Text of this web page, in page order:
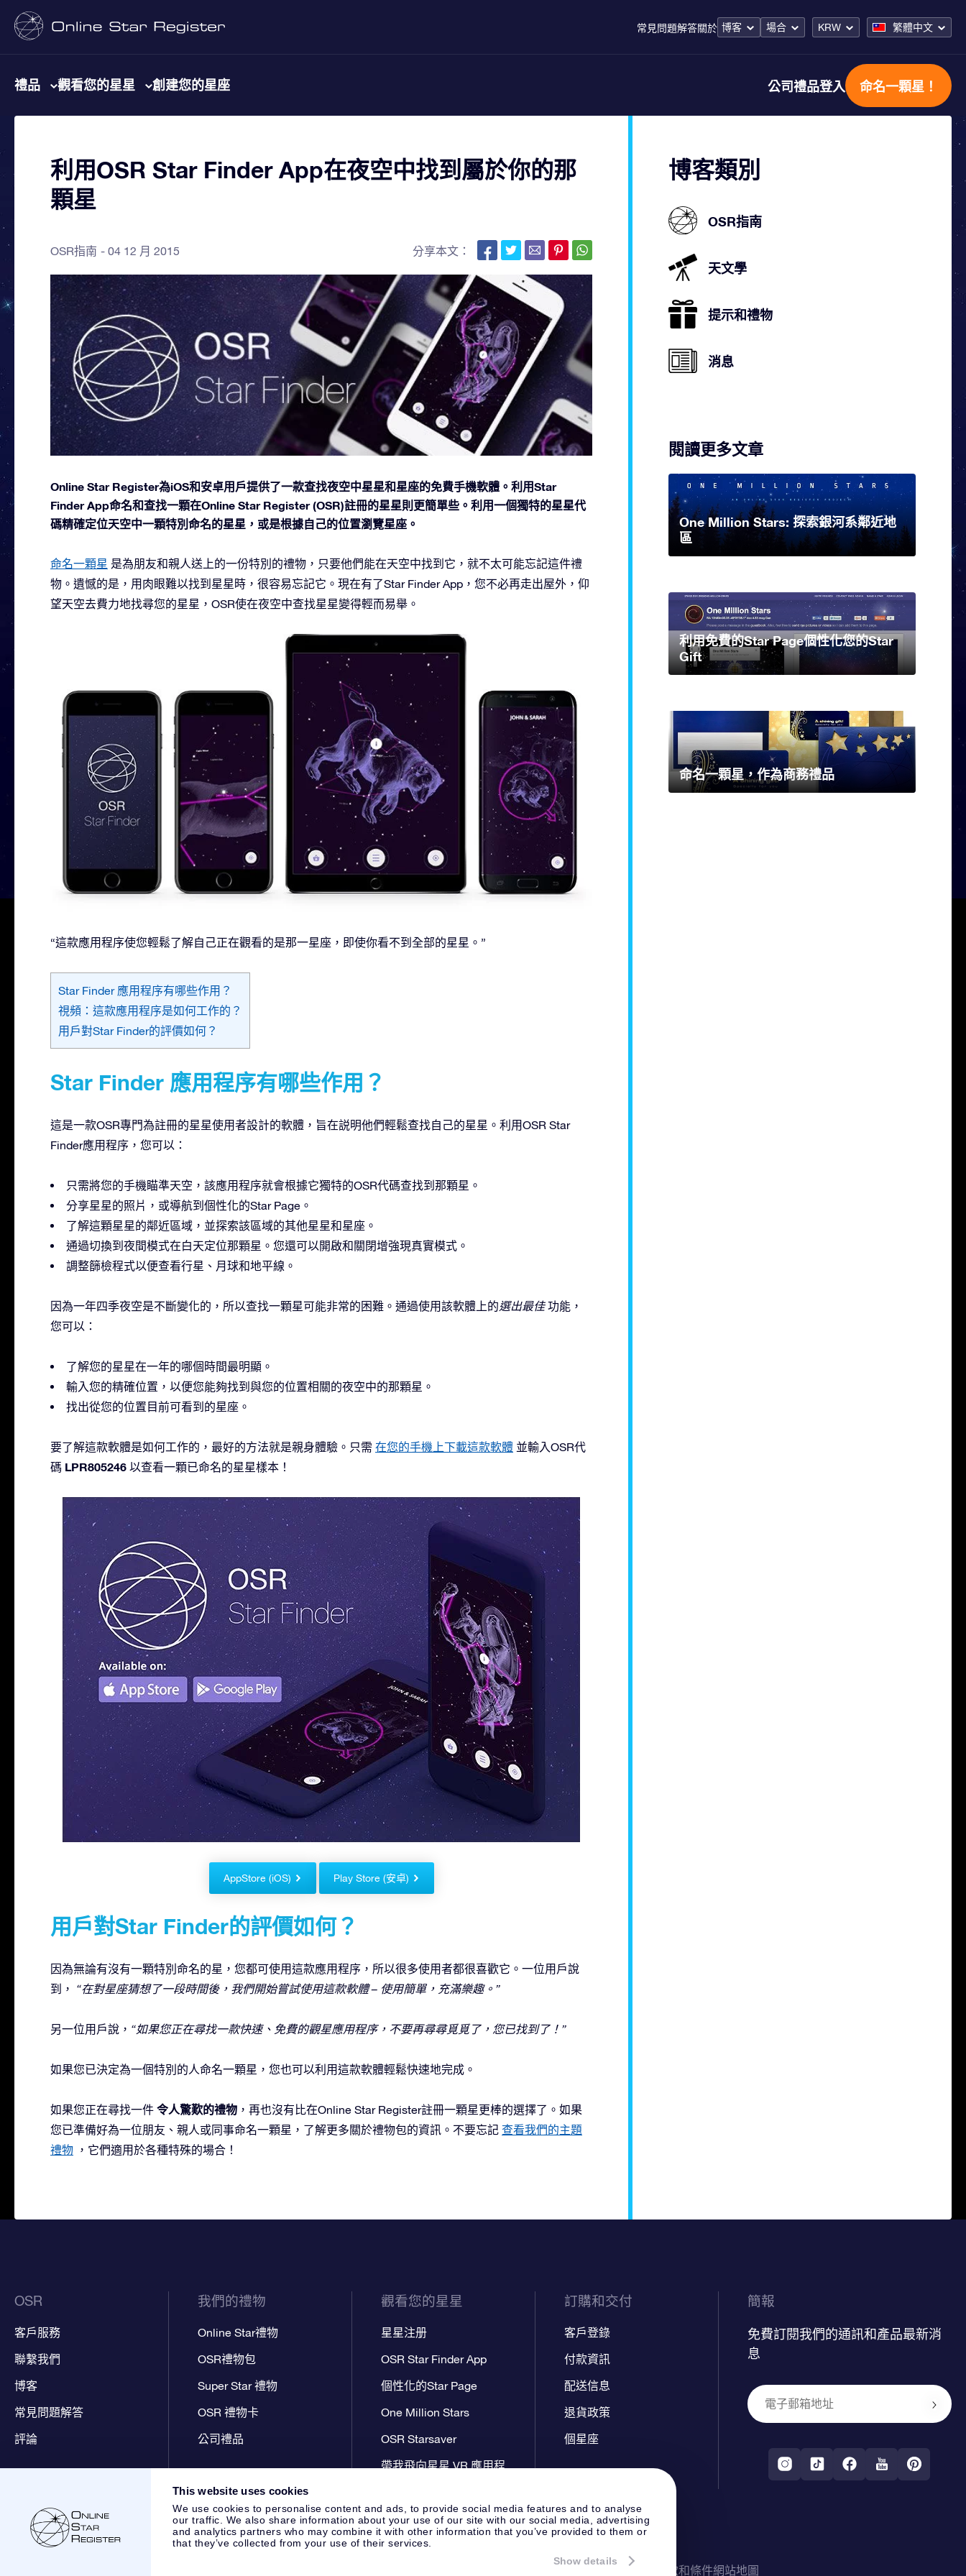
This website uses cookies
We use cookies to personalise content and ads, to provide social media features and to analyse
our traffic. We also share information about your use of our site with our social media, advertising
and analytics partners who may combine it with other information that you’ve provided to them or
that they’ve collected from your use of their services.
Show details
常見問題解答關於 博客 場合 KRW 繁體中文
禮品 觀看您的星星 創建您的星座 公司禮品登入 命名一顆星！
利用OSR Star Finder App在夜空中找到屬於你的那
顆星
OSR指南 04 12 月 2015 分享本文：
Online Star Register為iOS和安卓用戶提供了一款查找夜空中星星和星座的免費手機軟體。利用Star
Finder App命名和查找一顆在Online Star Register (OSR)註冊的星星則更簡單些。利用一個獨特的星星代
碼精確定位天空中一顆特別命名的星星，或是根據自己的位置瀏覽星座。
命名一顆星 是為朋友和親人送上的一份特別的禮物，只要他們能在天空中找到它，就不太可能忘記這件禮
物。遺憾的是，用肉眼難以找到星星時，很容易忘記它。現在有了Star Finder App，您不必再走出屋外，仰
望天空去費力地找尋您的星星，OSR使在夜空中查找星星變得輕而易舉。
“這款應用程序使您輕鬆了解自己正在觀看的是那一星座，即使你看不到全部的星星。”
Star Finder 應用程序有哪些作用？
視頻：這款應用程序是如何工作的？
用戶對Star Finder的評價如何？
Star Finder 應用程序有哪些作用？
這是一款OSR專門為註冊的星星使用者設計的軟體，旨在説明他們輕鬆查找自己的星星。利用OSR Star
Finder應用程序，您可以：
只需將您的手機瞄準天空，該應用程序就會根據它獨特的OSR代碼查找到那顆星。
分享星星的照片，或導航到個性化的Star Page。
了解這顆星星的鄰近區域，並探索該區域的其他星星和星座。
通過切換到夜間模式在白天定位那顆星。您還可以開啟和關閉增強現真實模式。
調整篩檢程式以便查看行星、月球和地平線。
因為一年四季夜空是不斷變化的，所以查找一顆星可能非常的困難。通過使用該軟體上的選出最佳功能，
您可以：
了解您的星星在一年的哪個時間最明顯。
輸入您的精確位置，以便您能夠找到與您的位置相關的夜空中的那顆星。
找出從您的位置目前可看到的星座。
要了解這款軟體是如何工作的，最好的方法就是親身體驗。只需 在您的手機上下載這款軟體 並輸入OSR代
碼 LPR805246 以查看一顆已命名的星星樣本！
AppStore (iOS) Play Store (安卓)
用戶對Star Finder的評價如何？
因為無論有沒有一顆特別命名的星，您都可使用這款應用程序，所以很多使用者都很喜歡它。一位用戶說
到， “在對星座猜想了一段時間後，我們開始嘗試使用這款軟體 – 使用簡單，充滿樂趣。”
另一位用戶說， “如果您正在尋找一款快速、免費的觀星應用程序，不要再尋尋覓覓了，您已找到了！”
如果您已決定為一個特別的人命名一顆星，您也可以利用這款軟體輕鬆快速地完成。
如果您正在尋找一件 令人驚歎的禮物 ，再也沒有比在Online Star Register註冊一顆星更棒的選擇了。如果
您已準備好為一位朋友、親人或同事命名一顆星，了解更多關於禮物包的資訊。不要忘記 查看我們的主題
禮物 ，它們適用於各種特殊的場合！
博客類別
OSR指南
天文學
提示和禮物
消息
閱讀更多文章
One Million Stars: 探索銀河系鄰近地
區
利用免費的Star Page個性化您的Star
Gift
命名一顆星，作為商務禮品
OSR
客戶服務
聯繫我們
博客
常見問題解答
評論
我們的禮物
Online Star禮物
OSR禮物包
Super Star 禮物
OSR 禮物卡
公司禮品
觀看您的星星
星星注册
OSR Star Finder App
個性化的Star Page
One Million Stars
OSR Starsaver
帶我飛向星星 VR 應用程
訂購和交付
客戶登錄
付款資訊
配送信息
退貨政策
個星座
簡報
免費訂閱我們的通訊和產品最新消
息
隱私政策和免責聲明 一般條款和條件網站地圖